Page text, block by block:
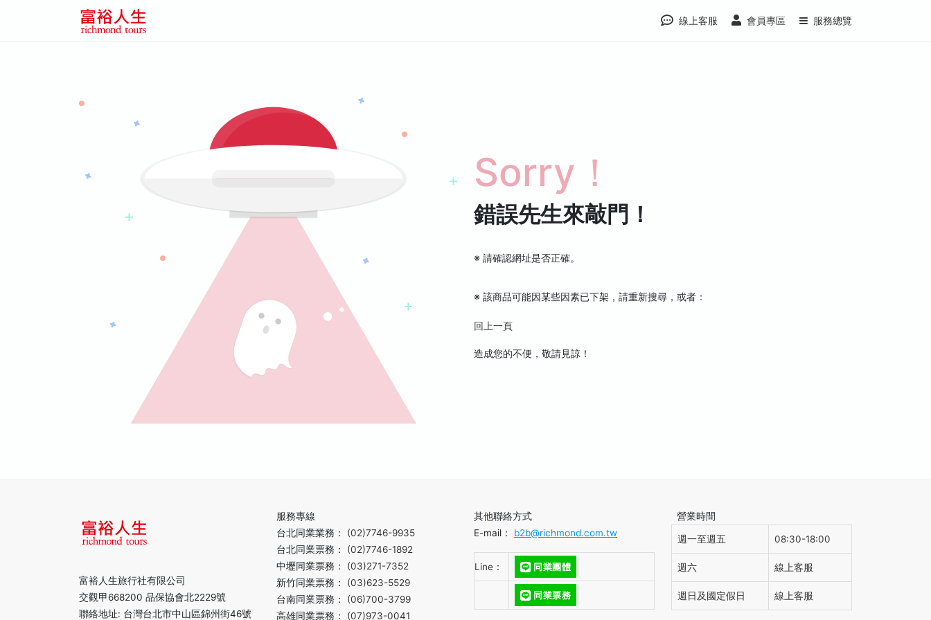
會員專區 服務總覽
線上客服
Sorry！
錯誤先生來敲門！
※ 請確認網址是否正確。
※ 該商品可能因某些因素已下架，請重新搜尋，或者：
回上一頁
造成您的不便，敬請見諒！
富裕人生旅行社有限公司
交觀甲668200 品保協會北2229號
聯絡地址: 台灣台北市中山區錦州街46號
服務專線
台北同業業務： (02)7746-9935
台北同業票務： (02)7746-1892
中壢同業票務： (03)271-7352
新竹同業票務： (03)623-5529
台南同業票務： (06)700-3799
高雄同業票務： (07)973-0041
其他聯絡方式
E-mail： b2b@richmond.com.tw
Line： 同業團體
同業票務
營業時間
週一至週五 08:30-18:00
週六 線上客服
週日及國定假日 線上客服